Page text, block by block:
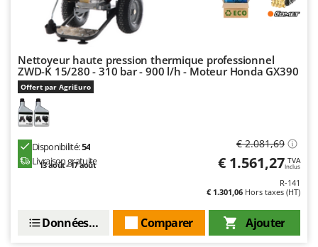
Tondeuses autoportées
Tondeuses débroussailleuses thermiques
Trancheuses
Trancheuses de sol
Transpalettes
Treuils de débardage
V
Lampacrescia - MGM
Landxcape
Lavor
Linea VZ
Lisam
M
Macte Ovens
Nettoyeur haute pression thermique professionnel
ZWD-K 15/280 - 310 bar - 900 l/h - Moteur Honda GX390
Offert par AgriEuro
Disponibilité:54
Livraison gratuite
13 août - 17 août
€ 2.081,69
€ 1.561,27 TVA
Inclus
R-141
€ 1.301,06 Hors taxes (HT)
Ajouter
Comparer
Données techniques